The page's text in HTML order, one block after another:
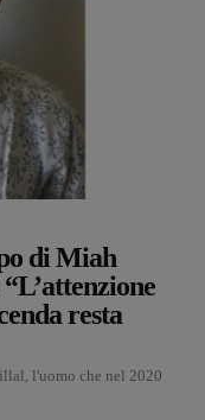
di Miah
resta
l'uomo che nel 2020